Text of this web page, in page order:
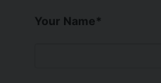
Your Name*